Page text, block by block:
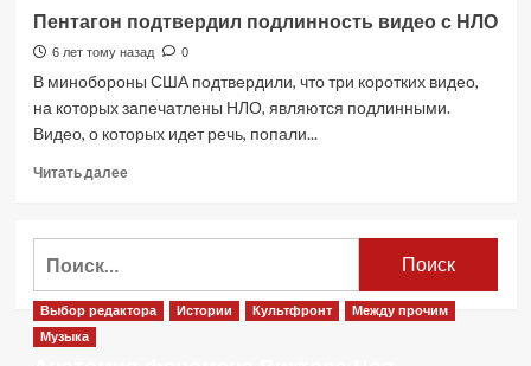
Пентагон подтвердил подлинность видео с НЛО
6 лет тому назад 0
В минобороны США подтвердили, что три коротких видео,
на которых запечатлены НЛО, являются подлинными.
Видео, о которых идет речь, попали...
Читать далееПрочитать
Пентагон
видео
с
Выбор редактора Истории Культфронт
Между прочим
Музыка